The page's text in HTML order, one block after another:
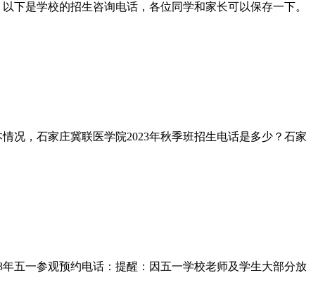
下是学校的招生咨询电话，各位同学和家长可以保存一下。
况，石家庄冀联医学院2023年秋季班招生电话是多少？石家
五一参观预约电话：提醒：因五一学校老师及学生大部分放